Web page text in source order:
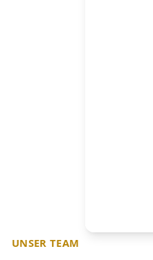
UNSER TEAM